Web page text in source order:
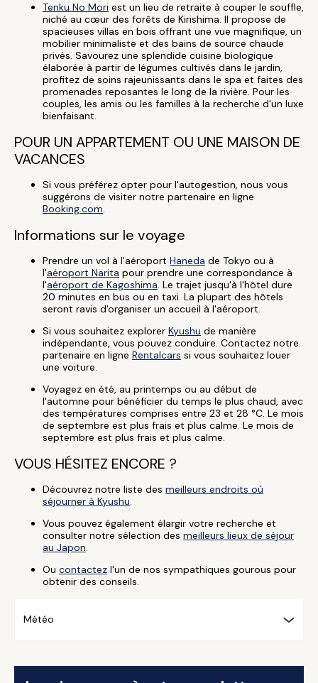
Tenku No Mori est un lieu de retraite à couper le souffle,
niché au cœur des forêts de Kirishima. Il propose de
spacieuses villas en bois offrant une vue magnifique, un
mobilier minimaliste et des bains de source chaude
privés. Savourez une splendide cuisine biologique
élaborée à partir de légumes cultivés dans le jardin,
profitez de soins rajeunissants dans le spa et faites des
promenades reposantes le long de la rivière. Pour les
couples, les amis ou les familles à la recherche d'un luxe
bienfaisant.
POUR UN APPARTEMENT OU UNE MAISON DE
VACANCES
Si vous préférez opter pour l'autogestion, nous vous
suggérons de visiter notre partenaire en ligne
Booking.com.
Informations sur le voyage
Prendre un vol à l'aéroport Haneda de Tokyo ou à
l'aéroport Narita pour prendre une correspondance à
l'aéroport de Kagoshima. Le trajet jusqu'à l'hôtel dure
20 minutes en bus ou en taxi. La plupart des hôtels
seront ravis d'organiser un accueil à l'aéroport.
Si vous souhaitez explorer Kyushu de manière
indépendante, vous pouvez conduire. Contactez notre
partenaire en ligne Rentalcars si vous souhaitez louer
une voiture.
Voyagez en été, au printemps ou au début de
l'automne pour bénéficier du temps le plus chaud, avec
des températures comprises entre 23 et 28 °C. Le mois
de septembre est plus frais et plus calme. Le mois de
septembre est plus frais et plus calme.
VOUS HÉSITEZ ENCORE ?
Découvrez notre liste des meilleurs endroits où
séjourner à Kyushu.
Vous pouvez également élargir votre recherche et
consulter notre sélection des meilleurs lieux de séjour
au Japon.
Ou contactez l'un de nos sympathiques gourous pour
obtenir des conseils.
Météo